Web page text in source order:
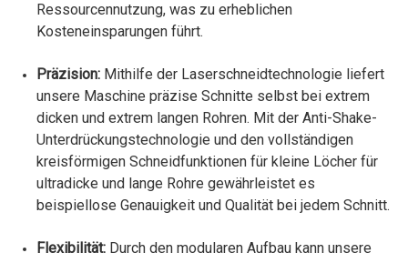
Ressourcennutzung, was zu erheblichen
Kosteneinsparungen führt.
Präzision: Mithilfe der Laserschneidtechnologie liefert
unsere Maschine präzise Schnitte selbst bei extrem
dicken und extrem langen Rohren. Mit der Anti-Shake-
Unterdrückungstechnologie und den vollständigen
kreisförmigen Schneidfunktionen für kleine Löcher für
ultradicke und lange Rohre gewährleistet es
beispiellose Genauigkeit und Qualität bei jedem Schnitt.
Flexibilität: Durch den modularen Aufbau kann unsere